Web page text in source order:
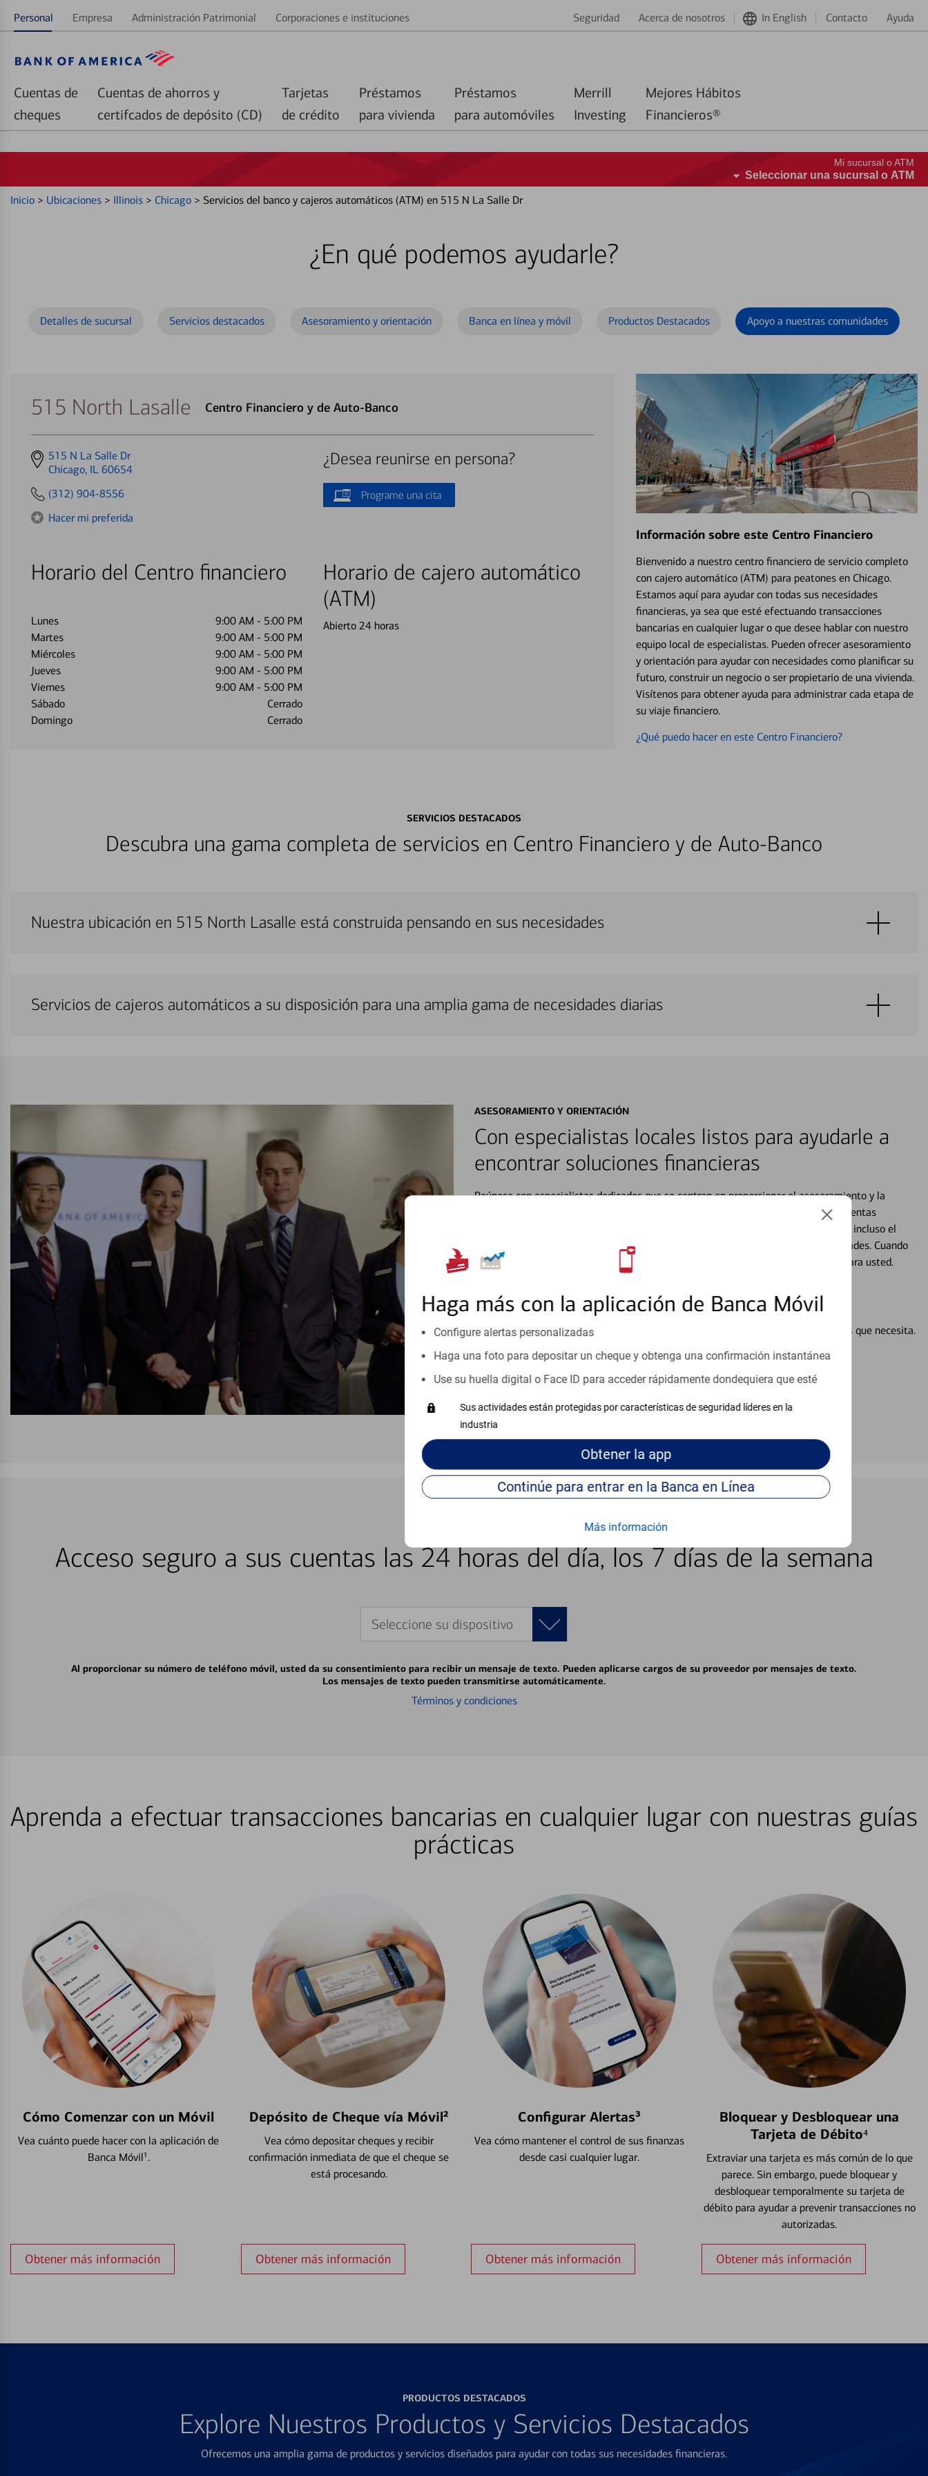
Personal Empresa Administración Patrimonial Corporaciones e instituciones Seguridad Acerca de nosotros In English Contacto Ayuda
Cuentas de
cheques
Cuentas de ahorros y
certifcados de depósito (CD)
Tarjetas
de crédito
Préstamos
para vivienda
Préstamos
para automóviles
Merrill
Investing
Mejores Hábitos
Financieros®
Haga más con la aplicación de Banca Móvil
Configure alertas personalizadas
Haga una foto para depositar un cheque y obtenga una confirmación instantánea
Use su huella digital o Face ID para acceder rápidamente dondequiera que esté
Sus actividades están protegidas por características de seguridad líderes en la
industria
Obtenerla app
Continúe para entrar en la Banca en Línea
Más información
Mi sucursal o ATM
Seleccionar una sucursal o ATM
Inicio > Ubicaciones > Illinois > Chicago > Servicios del banco y cajeros automáticos (ATM) en 515 N La Salle Dr
¿En qué podemos ayudarle?
Detalles de sucursal Servicios destacados Asesoramiento y orientación Banca en línea y móvil Productos Destacados Apoyo a nuestras comunidades
515 North Lasalle Centro Financiero y de Auto-Banco
Get
directions
515 N La Salle Dr
Chicago, IL 60654
(312) 904-8556
Hacer mi preferida
Horario del Centro financiero
Lunes 9:00 AM - 5:00 PM
Martes
9:00 AM - 5:00 PM
Miércoles
9:00 AM - 5:00 PM
Jueves
9:00 AM - 5:00 PM
Viernes
9:00 AM - 5:00 PM
Sábado
Cerrado
Domingo
Cerrado
¿Desea reunirse en persona?
Programe una cita
Horario de cajero automático
(ATM)
Abierto 24 horas
Información sobre este Centro Financiero
Bienvenido a nuestro centro financiero de servicio completo
con cajero automático (ATM) para peatones en Chicago.
Estamos aquí para ayudar con todas sus necesidades
financieras, ya sea que esté efectuando transacciones
bancarias en cualquier lugar o que desee hablar con nuestro
equipo local de especialistas. Pueden ofrecer asesoramiento
y orientación para ayudar con necesidades como planificar su
futuro, construir un negocio o ser propietario de una vivienda.
Visítenos para obtener ayuda para administrar cada etapa de
su viaje financiero.
¿Qué puedo hacer en este Centro Financiero?
SERVICIOS DESTACADOS
Descubra una gama completa de servicios en Centro Financiero y de Auto-Banco
Nuestra ubicación en 515 North Lasalle está construida pensando en sus necesidades
Servicios de cajeros automáticos a su disposición para una amplia gama de necesidades diarias
ASESORAMIENTO Y ORIENTACIÓN
Con especialistas locales listos para ayudarle a
encontrar soluciones financieras
Reúnase con especialistas dedicados que se centran en proporcionar el asesoramiento y la
orientación que necesita, en cualquier situación en su vida financiera. Desde sus cuentas
personales, hasta el ahorro para grandes compras, la planificación para su futuro, e incluso el
inicio o crecimiento de su negocio, su futuro se mueve de acuerdo con sus necesidades. Cuando
esté listo, un especialista trabajará con usted en un momento que sea adecuado para usted.
Programe una cita
Vea si nuestro centro de ayuda en línea puede ayudar a proporcionar las respuestas que necesita.
Acceso seguro a sus cuentas las 24 horas del día, los 7 días de la semana
Seleccione su dispositivo
Al proporcionar su número de teléfono móvil, usted da su consentimiento para recibir un mensaje de texto. Pueden aplicarse cargos de su proveedor por mensajes de texto.
Los mensajes de texto pueden transmitirse automáticamente.
Términos y condiciones
Aprenda a efectuar transacciones bancarias en cualquier lugar con nuestras guías
prácticas
Cómo Comenzar con un Móvil
Vea cuánto puede hacer con la aplicación de
Banca Móvil¹.
Obtener más información
Depósito de Cheque vía Móvil²
Vea cómo depositar cheques y recibir
confirmación inmediata de que el cheque se
está procesando.
Obtener más información
Configurar Alertas³
Vea cómo mantener el control de sus finanzas
desde casi cualquier lugar.
Obtener más información
Bloquear y Desbloquear una
Tarjeta de Débito⁴
Extraviar una tarjeta es más común de lo que
parece. Sin embargo, puede bloquear y
desbloquear temporalmente su tarjeta de
débito para ayudar a prevenir transacciones no
autorizadas.
Obtener más información
PRODUCTOS DESTACADOS
Explore Nuestros Productos y Servicios Destacados
Ofrecemos una amplia gama de productos y servicios diseñados para ayudar con todas sus necesidades financieras.